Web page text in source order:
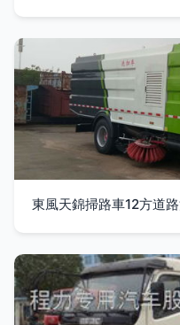
東風天錦掃路車12方道